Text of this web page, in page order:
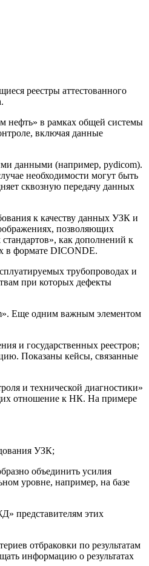
реестры аттестованного
нефть» в рамках общей системы
включая данные
данными (например, pydicom).
необходимости могут быть
сквозную передачу данных
к качеству данных УЗК и
позволяющих
как дополнений к
в формате DICONDE.
трубопроводах и
при которых дефекты
Еще одним важным элементом
и государственных реестров;
Показаны кейсы, связанные
и технической диагностики»
отношение к НК. На примере
УЗК;
объединить усилия
уровне, например, на базе
представителям этих
отбраковки по результатам
информацию о результатах